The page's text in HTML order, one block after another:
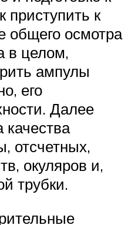
приступить к
общего осмотра
в целом,
ампулы
его
Далее
качества
отсчетных,
окуляров и,
трубки.